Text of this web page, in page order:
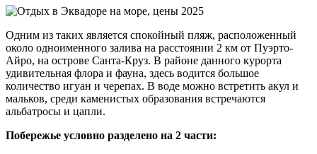
Одним из таких является спокойный пляж, расположенный
около одноименного залива на расстоянии 2 км от Пуэрто-
Айро, на острове Санта-Круз. В районе данного курорта
удивительная флора и фауна, здесь водится большое
количество игуан и черепах. В воде можно встретить акул и
мальков, среди каменистых образования встречаются
альбатросы и цапли.
Побережье условно разделено на 2 части: